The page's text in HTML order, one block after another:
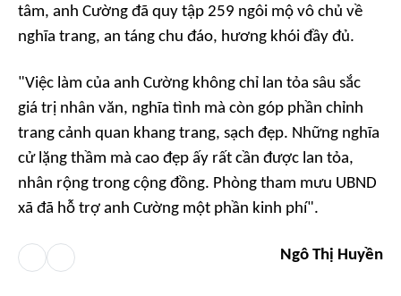
tâm, anh Cường đã quy tập 259 ngôi mộ vô chủ về
nghĩa trang, an táng chu đáo, hương khói đầy đủ.
"Việc làm của anh Cường không chỉ lan tỏa sâu sắc
giá trị nhân văn, nghĩa tình mà còn góp phần chỉnh
trang cảnh quan khang trang, sạch đẹp. Những nghĩa
cử lặng thầm mà cao đẹp ấy rất cần được lan tỏa,
nhân rộng trong cộng đồng. Phòng tham mưu UBND
xã đã hỗ trợ anh Cường một phần kinh phí".
Ngô Thị Huyền